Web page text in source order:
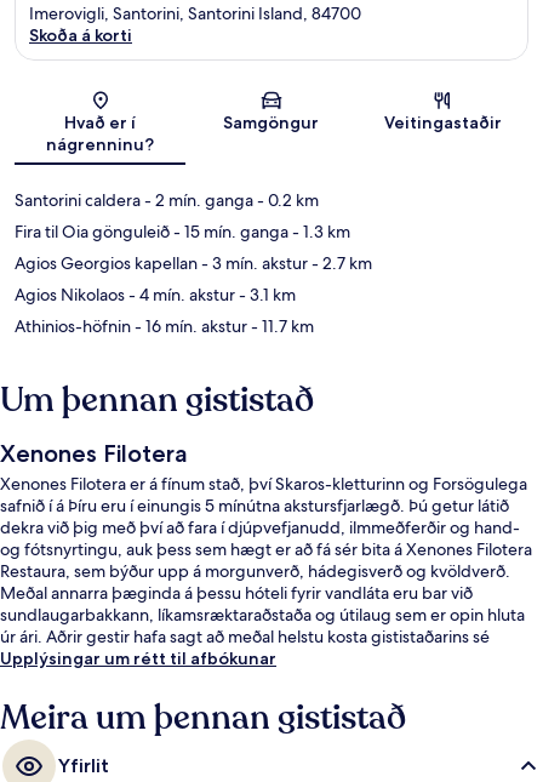
Kort
Imerovigli, Santorini, Santorini Island, 84700
Skoða á korti
Hvað er í
nágrenninu?
Samgöngur Veitingastaðir
Santorini caldera- 2 mín. ganga- 0.2 km
Fira til Oia gönguleið- 15 mín. ganga- 1.3 km
Agios Georgios kapellan- 3 mín. akstur- 2.7 km
Agios Nikolaos- 4 mín. akstur- 3.1 km
Athinios-höfnin- 16 mín. akstur- 11.7 km
Um þennan gististað
Xenones Filotera
Xenones Filotera er á fínum stað, því Skaros-kletturinn og Forsögulega
safnið í á Þíru eru í einungis 5 mínútna akstursfjarlægð. Þú getur látið
dekra við þig með því að fara í djúpvefjanudd, ilmmeðferðir og hand-
og fótsnyrtingu, auk þess sem hægt er að fá sér bita á Xenones Filotera
Restaura, sem býður upp á morgunverð, hádegisverð og kvöldverð.
Meðal annarra þæginda á þessu hóteli fyrir vandláta eru bar við
sundlaugarbakkann, líkamsræktaraðstaða og útilaug sem er opin hluta
úr ári. Aðrir gestir hafa sagt að meðal helstu kosta gististaðarins sé
hjálpsamt starfsfólk.
Upplýsingar um rétt til afbókunar
Meira um þennan gististað
Yfirlit